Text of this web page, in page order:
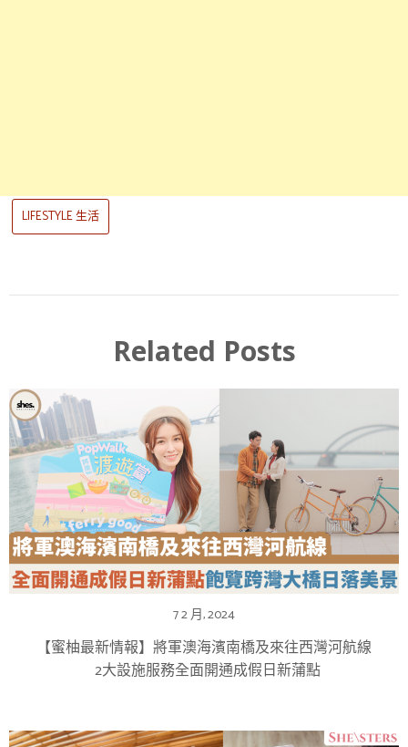
LIFESTYLE 生活
Related Posts
7 2 月, 2024
【蜜柚最新情報】將軍澳海濱南橋及來往西灣河航線
2大設施服務全面開通成假日新蒲點